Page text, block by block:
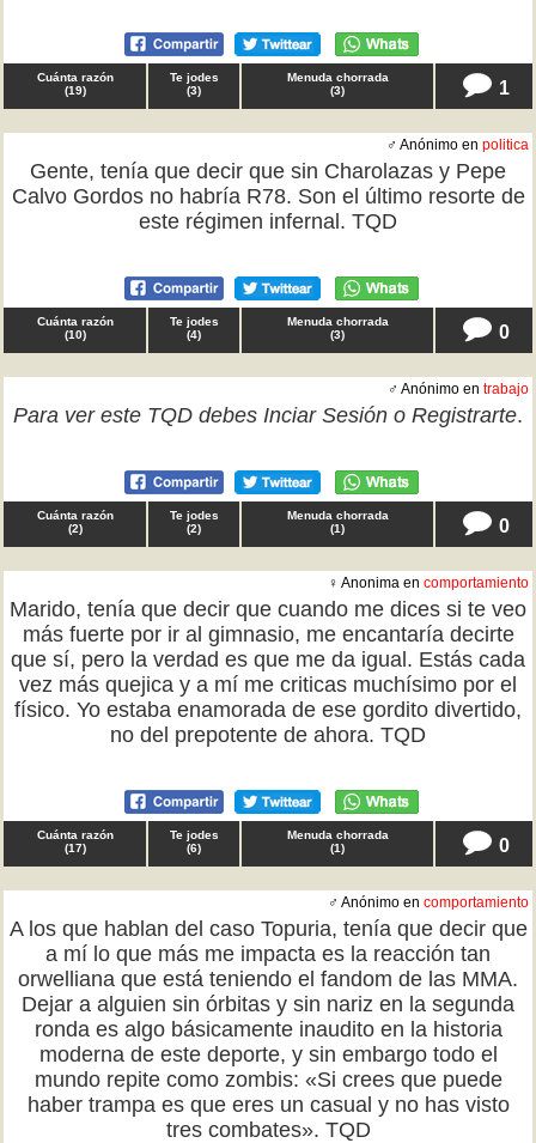
Cuánta razón
(19)
Te jodes
(3)
Menuda chorrada
(3) 1
♂ Anónimo en politica
Gente, tenía que decir que sin Charolazas y Pepe
Calvo Gordos no habría R78. Son el último resorte de
este régimen infernal. TQD
Cuánta razón
(10)
Te jodes
(4)
Menuda chorrada
(3) 0
♂ Anónimo en trabajo
Para ver este TQD debes Inciar Sesión o Registrarte.
Cuánta razón
(2)
Te jodes
(2)
Menuda chorrada
(1) 0
♀ Anonima en comportamiento
Marido, tenía que decir que cuando me dices si te veo
más fuerte por ir al gimnasio, me encantaría decirte
que sí, pero la verdad es que me da igual. Estás cada
vez más quejica y a mí me criticas muchísimo por el
físico. Yo estaba enamorada de ese gordito divertido,
no del prepotente de ahora. TQD
Cuánta razón
(17)
Te jodes
(6)
Menuda chorrada
(1) 0
♂ Anónimo en comportamiento
A los que hablan del caso Topuria, tenía que decir que
a mí lo que más me impacta es la reacción tan
orwelliana que está teniendo el fandom de las MMA.
Dejar a alguien sin órbitas y sin nariz en la segunda
ronda es algo básicamente inaudito en la historia
moderna de este deporte, y sin embargo todo el
mundo repite como zombis: «Si crees que puede
haber trampa es que eres un casual y no has visto
tres combates». TQD